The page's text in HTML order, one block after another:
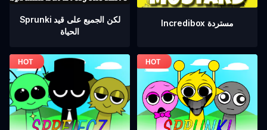
Sprunki لكن الجميع على قيد
الحياة
Incredibox مستردة